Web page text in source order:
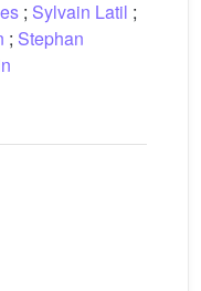
; Sylvain Latil ;
; Stephan